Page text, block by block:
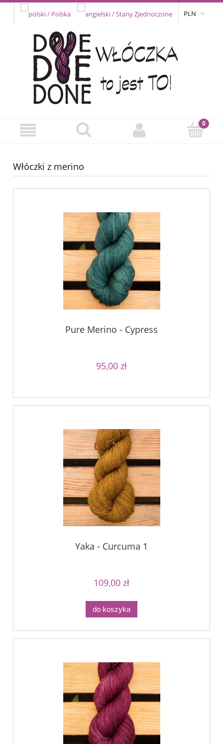
PLN
Włóczki z merino
Pure Merino - Cypress
95,00 zł
Yaka - Curcuma 1
109,00 zł
do koszyka